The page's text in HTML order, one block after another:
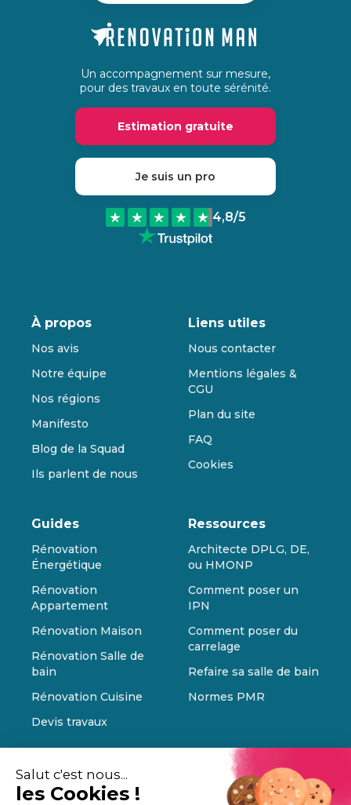
Salut c'est nous...
les Cookies !
Un accompagnement sur mesure,
pour des travaux en toute sérénité.
Estimation gratuite
Je suis un pro
4,8/5
À propos
Nos avis
Notre équipe
Nos régions
Manifesto
Blog de la Squad
Ils parlent de nous
Liens utiles
Nous contacter
Mentions légales &
CGU
Plan du site
FAQ
Cookies
Guides
Rénovation
Énergétique
Rénovation
Appartement
Rénovation Maison
Rénovation Salle de
bain
Rénovation Cuisine
Devis travaux
Ressources
Architecte DPLG, DE,
ou HMONP
Comment poser un
IPN
Comment poser du
carrelage
Refaire sa salle de bain
Normes PMR